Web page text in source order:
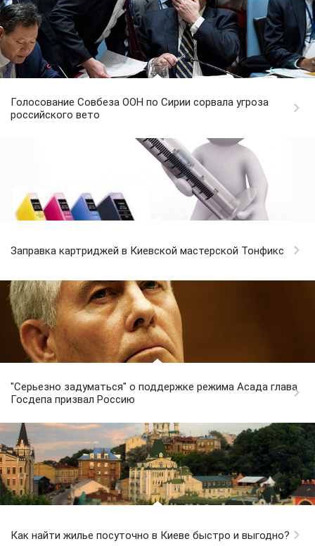
Голосование Совбеза ООН по Сирии сорвала угроза
российского вето
Заправка картриджей в Киевской мастерской Тонфикс
"Серьезно задуматься" о поддержке режима Асада глава
Госдепа призвал Россию
Как найти жилье посуточно в Киеве быстро и выгодно?